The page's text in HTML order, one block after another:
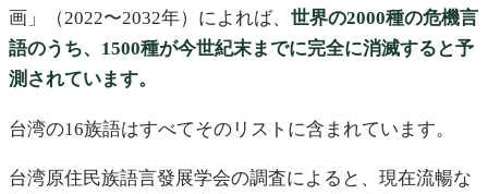
画」（2022〜2032年）によれば、 世界の2000種の危機言
語のうち、1500種が今世紀末までに完全に消滅すると予
測されています。
台湾の16族語はすべてそのリストに含まれています。
台湾原住民族語言發展学会の調査によると、現在流暢な